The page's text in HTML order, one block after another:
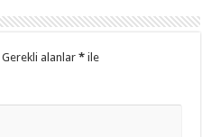
Gerekli alanlar* ile